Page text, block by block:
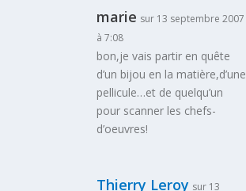
marie sur 13 septembre 2007
à 7:08
bon,je vais partir en quête
d’un bijou en la matière,d’une
pellicule…et de quelqu’un
pour scanner les chefs-
d’oeuvres!
Thierry Leroy sur 13